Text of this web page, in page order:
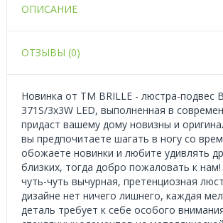
ОПИСАНИЕ
ОТЗЫВЫ (0)
Новинка от ТМ BRILLE - люстра-подвес
371S/3x3W LED, выполненная в
придаст вашему дому новизны и
вы предпочитаете шагать в ногу со
обожаете новинки и любите удивлять
близких, тогда добро пожаловать к
чуть-чуть вычурная, претенциозная
дизайне нет ничего лишнего, каждая
деталь требует к себе особого